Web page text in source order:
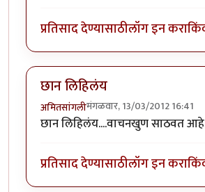
प्रतिसाद देण्यासाठीलॉग इन करा
छान लिहिलंय
अमितसांगलीमंगळवार, 13/03/2012 16:41
छान लिहिलंय....वाचनखुण साठवत
प्रतिसाद देण्यासाठीलॉग इन करा